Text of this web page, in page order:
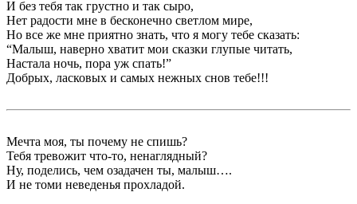
И без тебя так грустно и так сыро,
Нет радости мне в бесконечно светлом мире,
Но все же мне приятно знать, что я могу тебе сказать:
“Малыш, наверно хватит мои сказки глупые читать,
Настала ночь, пора уж спать!”
Добрых, ласковых и самых нежных снов тебе!!!
Мечта моя, ты почему не спишь?
Тебя тревожит что-то, ненаглядный?
Ну, поделись, чем озадачен ты, малыш….
И не томи неведенья прохладой.